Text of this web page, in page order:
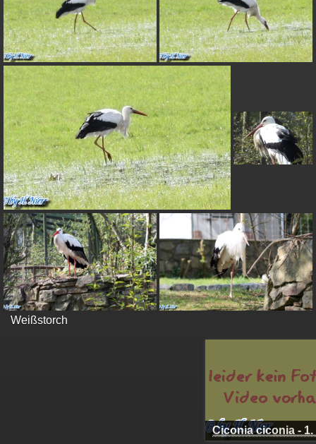
Weißstorch
ciconia - 1.
Fund